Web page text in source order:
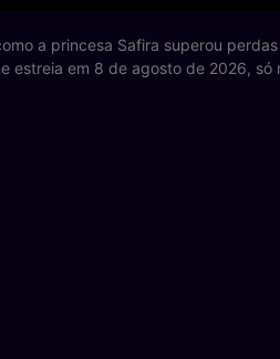
a princesa Safira superou
estreia em 8 de agosto de 2026, só